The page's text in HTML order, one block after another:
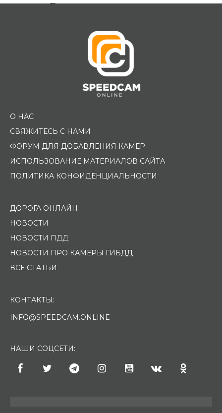
Помощь водителю
О НАС
СВЯЖИТЕСЬ С НАМИ
ФОРУМ ДЛЯ ДОБАВЛЕНИЯ КАМЕР
ИСПОЛЬЗОВАНИЕ МАТЕРИАЛОВ САЙТА
ПОЛИТИКА КОНФИДЕНЦИАЛЬНОСТИ
ДОРОГА ОНЛАЙН
НОВОСТИ
НОВОСТИ ПДД
НОВОСТИ ПРО КАМЕРЫ ГИБДД
ВСЕ СТАТЬИ
КОНТАКТЫ:
INFO@SPEEDCAM.ONLINE
НАШИ СОЦСЕТИ: